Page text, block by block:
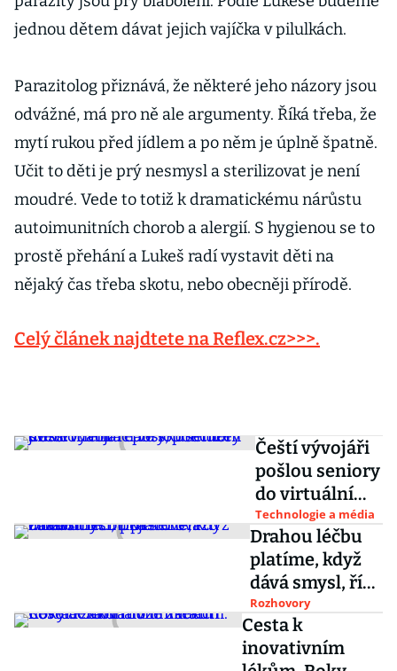
jednou dětem dávat jejich vajíčka v pilulkách.
Parazitolog přiznává, že některé jeho názory jsou
odvážné, má pro ně ale argumenty. Říká třeba, že
mytí rukou před jídlem a po něm je úplně špatně.
Učit to děti je prý nesmysl a sterilizovat je není
moudré. Vede to totiž k dramatickému nárůstu
autoimunitních chorob a alergií. S hygienou se to
prostě přehání a Lukeš radí vystavit děti na
nějaký čas třeba skotu, nebo obecněji přírodě.
Celý článek najdtete na Reflex.cz>>>.
Čeští vývojáři
pošlou seniory
do virtuální
reality,
pomůže jim s
orientací ve
skutečném
světě
Technologie a média
Drahou léčbu
platíme, když
dává smysl, říká
šéf Svazu
zdravotních
pojišťoven
Rozhovory
Cesta k
inovativním